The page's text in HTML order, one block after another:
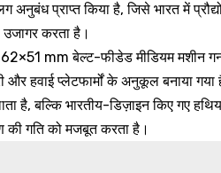
प्राप्त किया है, जिसे भारत में
उजागर करता है।
mm बेल्ट-फीडेड मीडियम मशीन
हवाई प्लेटफार्मों के अनुकूल बनाया
है, बल्कि भारतीय-डिज़ाइन किए गए
की गति को मजबूत करता है।